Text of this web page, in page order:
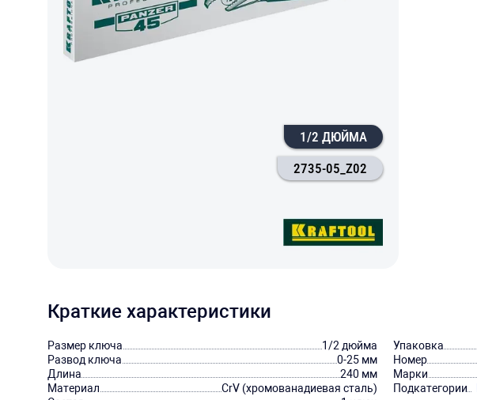
1/2 ДЮЙМА
2735-05_Z02
Краткие характеристики
Размер ключа
1/2 дюйма
Развод ключа
0-25 мм
Длина
240 мм
Материал
CrV (хромованадиевая сталь)
Упаковка
Номер
Марки
Подкатегории